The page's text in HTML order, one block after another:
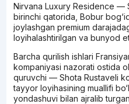
Nirvana Luxury Residence —
birinchi qatorida, Bobur
joylashgan premium
loyihalashtirilgan va bunyod
Barcha qurilish ishlari
kompaniyasi nazorati ostida
quruvchi — Shota Rustaveli
tayyor loyihasining muallifi
yondashuvi bilan ajralib